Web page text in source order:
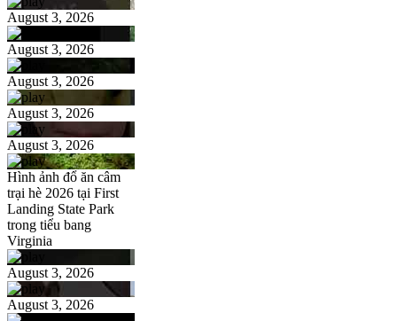
August 3, 2026
August 3, 2026
August 3, 2026
August 3, 2026
August 3, 2026
Hình ảnh đổ ăn câm
trại hè 2026 tại First
Landing State Park
trong tiểu bang
Virginia
August 3, 2026
August 3, 2026